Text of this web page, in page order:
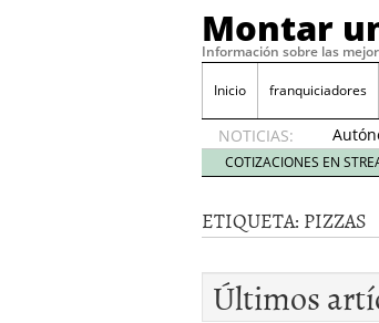
Montar
Información sobre las
Inicio franquiciadores
NOTICIAS:
y baja
2014
tener 4
¿Está
Eureka
COTIZACIONES EN
ETIQUETA: PIZZAS
Últimos